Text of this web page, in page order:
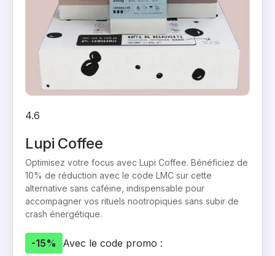
4.6
Lupi Coffee
Optimisez votre focus avec Lupi Coffee. Bénéficiez de
10% de réduction avec le code LMC sur cette
alternative sans caféine, indispensable pour
accompagner vos rituels nootropiques sans subir de
crash énergétique.
-15% Avec le code promo :